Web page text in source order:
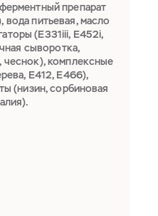
препарат
питьевая, масло
(Е331iii, Е452i,
сыворотка,
чеснок), комплексные
Е412, Е466),
(низин, сорбиновая